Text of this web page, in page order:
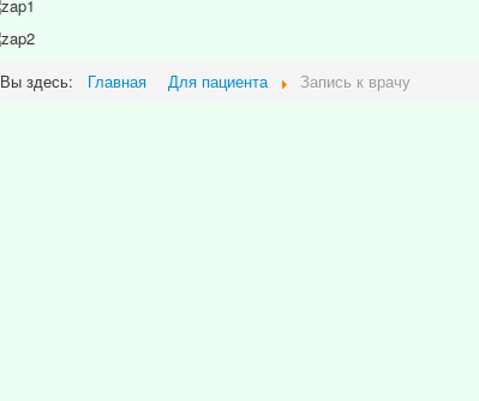
Вы здесь: Главная Для пациента Запись к врачу